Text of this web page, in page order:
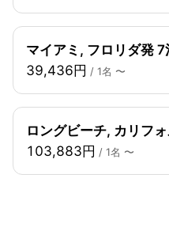
マイアミ, フロリダ発 7
39,436円 / 1名 〜
ロングビーチ, カリフ
103,883円 / 1名 〜